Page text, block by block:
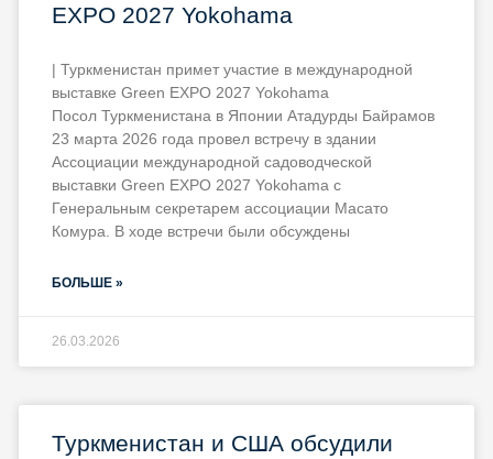
EXPO 2027 Yokohama
| Туркменистан примет участие в международной
выставке Green EXPO 2027 Yokohama
Посол Туркменистана в Японии Атадурды Байрамов
23 марта 2026 года провел встречу в здании
Ассоциации международной садоводческой
выставки Green EXPO 2027 Yokohama с
Генеральным секретарем ассоциации Масато
Комурa. В ходе встречи были обсуждены
БОЛЬШЕ »
26.03.2026
Туркменистан и США обсудили